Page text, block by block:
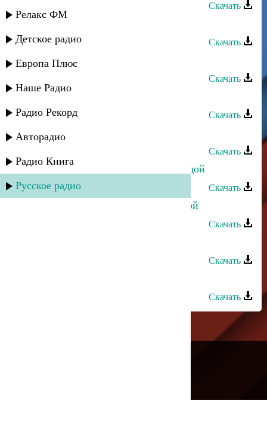
Релакс ФМ
Детское радио
Европа Плюс
Наше Радио
Радио Рекорд
Авторадио
Радио Книга
Русское радио
Скачать
Скачать
Зайнаб Куниева - Будь моим
Скачать
Зайнаб Куниева - Будь моим
Скачать
Лаура Алиева - Не ходи за мной
Скачать
Ирина Алишихова - Будь мне звездой
Скачать
Зайнаб Махаева - Ты всегда со мной
Скачать
Скачать
Скачать